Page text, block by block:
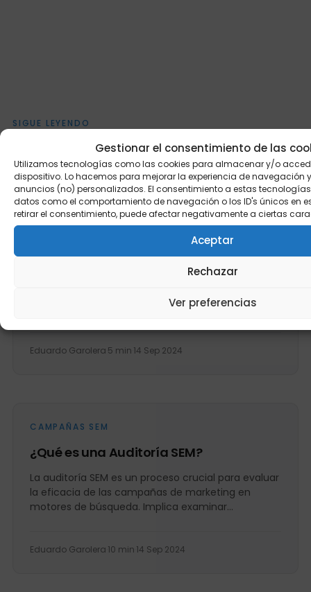
Gestionar el consentimiento de las
Utilizamos tecnologías como las cookies para almacenar y/o
dispositivo. Lo hacemos para mejorar la experiencia de navegación
anuncios (no) personalizados. El consentimiento a estas
datos como el comportamiento de navegación o los ID's únicos en
retirar el consentimiento, puede afectar negativamente a ciertas
Aceptar
Rechazar
Ver preferencias
SIGUE LEYENDO
Otros artículos de Campañas SEM
CAMPAÑAS SEM
Nueva tipología de campaña en Google
Ads: Discovery con feed y nuevo
anuncio de carrousel
La evolución constante de las plataformas
ágil y profunda por parte de los especialistas en
Eduardo Garolera 5 min 14 Sep 2024
CAMPAÑAS SEM
¿Qué es una Auditoría SEM?
La auditoría SEM es un proceso crucial para evaluar
la eficacia de las campañas de marketing en
motores de búsqueda. Implica examinar
Eduardo Garolera 10 min 14 Sep 2024